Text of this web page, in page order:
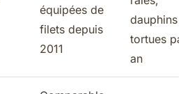
équipées de
filets depuis
2011
dauphins et
tortues par
an